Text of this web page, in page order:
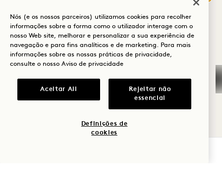
objetivo seja atingir o máximo desempenho,
recuperar a força após uma lesão ou
simplesmente começar do zero. Cada
programa é adaptado ao seu corpo, às suas
necessidades e ao seu ritmo, com estratégias
baseadas na ciência e concebidas para
HANALEI BAY?
Bem-estar
Momentos em
Nós (e os nossos parceiros) utilizamos cookies para recolher
informações sobre a forma como o utilizador interage com o
nosso Web site, melhorar e personalizar a sua experiência de
navegação e para fins analíticos e de marketing. Para mais
informações sobre as nossas práticas de privacidade,
consulte o nosso Aviso de privacidade
Aceitar All
Rejeitar não
essencial
Definições de
cookies